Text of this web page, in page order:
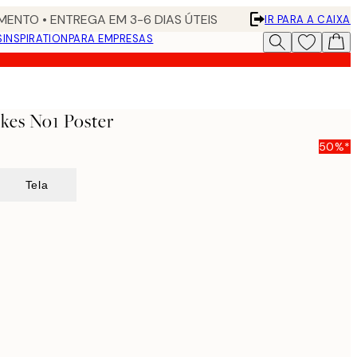
• ENTREGA EM 3-6 DIAS ÚTEIS
IR PARA A CAIXA
INSPIRATIONPARA EMPRESAS
No1 Poster
50%*
Tela